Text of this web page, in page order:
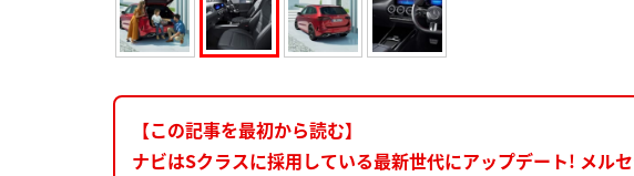
【この記事を最初から読む】
ナビはSクラスに採用している最新世代にアップデート! メル